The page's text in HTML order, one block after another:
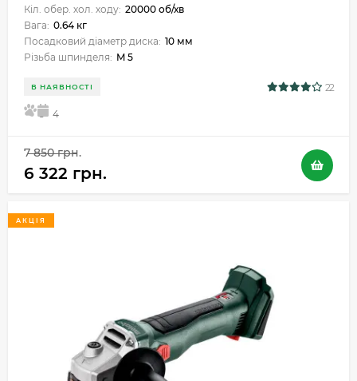
Кіл. обер. хол. ходу: 20000 об/хв
Вага: 0.64 кг
Посадковий діаметр диска: 10 мм
Різьба шпинделя: M 5
В НАЯВНОСТІ 22
5 4
7 850 грн.
6 322 грн.
АКЦІЯ